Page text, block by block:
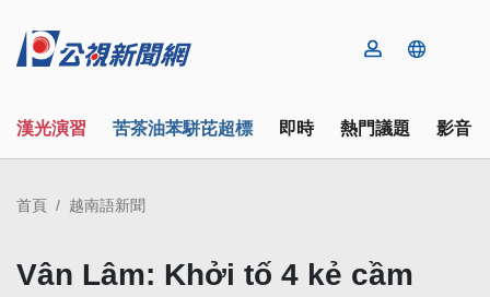
漢光演習 苦茶油苯駢芘超標 即時 熱門議題 影音
首頁 越南語新聞
Vân Lâm: Khởi tố 4 kẻ cầm